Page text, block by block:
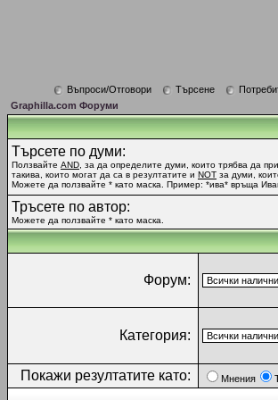
Въпроси/Отговори Търсене
Graphilla.com Форуми
Търсете по думи:
Ползвайте AND , за да определите думи, които трябва да
такива, които могат да са в резултатите и NOT за думи,
Можете да ползвайте * като маска. Пример: *ива* връща
Тръсете по автор:
Можете да ползвайте * като маска.
Форум:
Категория:
Покажи резултатите като: Мнения